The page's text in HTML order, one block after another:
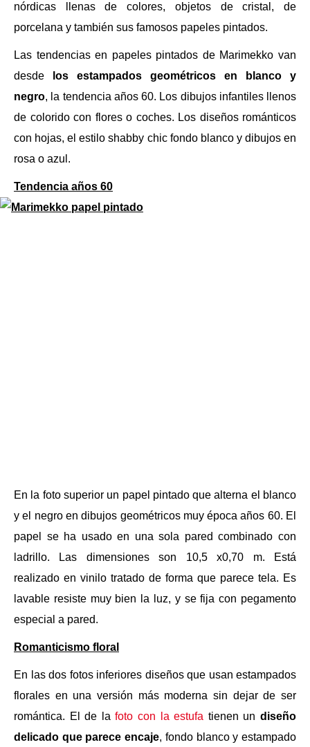
nórdicas llenas de colores, objetos de cristal, de
porcelana y también sus famosos papeles pintados.
Las tendencias en papeles pintados de Marimekko van
desde
los estampados geométricos en blanco y
negro, la tendencia años 60. Los dibujos infantiles llenos
de colorido con flores o coches. Los diseños románticos
con hojas, el estilo shabby chic fondo blanco y dibujos en
rosa o azul.
Tendencia años 60
En la foto superior un papel pintado que alterna el blanco
y el negro en dibujos geométricos muy época años 60. El
papel se ha usado en una sola pared combinado con
ladrillo. Las dimensiones son 10,5 x0,70 m. Está
realizado en vinilo tratado de forma que parece tela. Es
lavable resiste muy bien la luz, y se fija con pegamento
especial a pared.
Romanticismo floral
En las dos fotos inferiores diseños que usan estampados
florales en una versión más moderna sin dejar de ser
romántica. El de lafoto con la estufa tienen undiseño
delicado que parece encaje, fondo blanco y estampado